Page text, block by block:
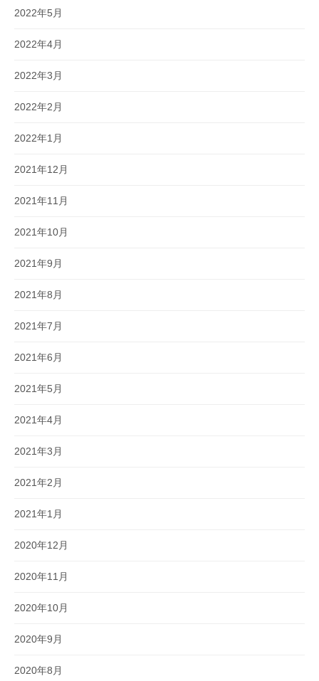
2022年5月
2022年4月
2022年3月
2022年2月
2022年1月
2021年12月
2021年11月
2021年10月
2021年9月
2021年8月
2021年7月
2021年6月
2021年5月
2021年4月
2021年3月
2021年2月
2021年1月
2020年12月
2020年11月
2020年10月
2020年9月
2020年8月